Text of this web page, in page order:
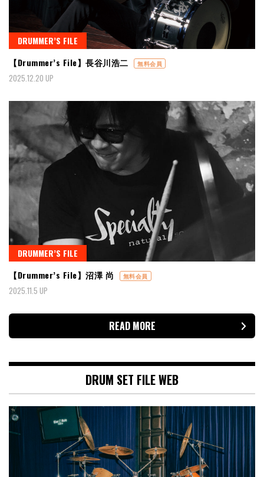
DRUMMER’S FILE
【Drummer’s File】長谷川浩二
無料会員
2025.12.20 UP
DRUMMER’S FILE
【Drummer’s File】沼澤 尚
無料会員
2025.11.5 UP
READ MORE
DRUM SET FILE WEB